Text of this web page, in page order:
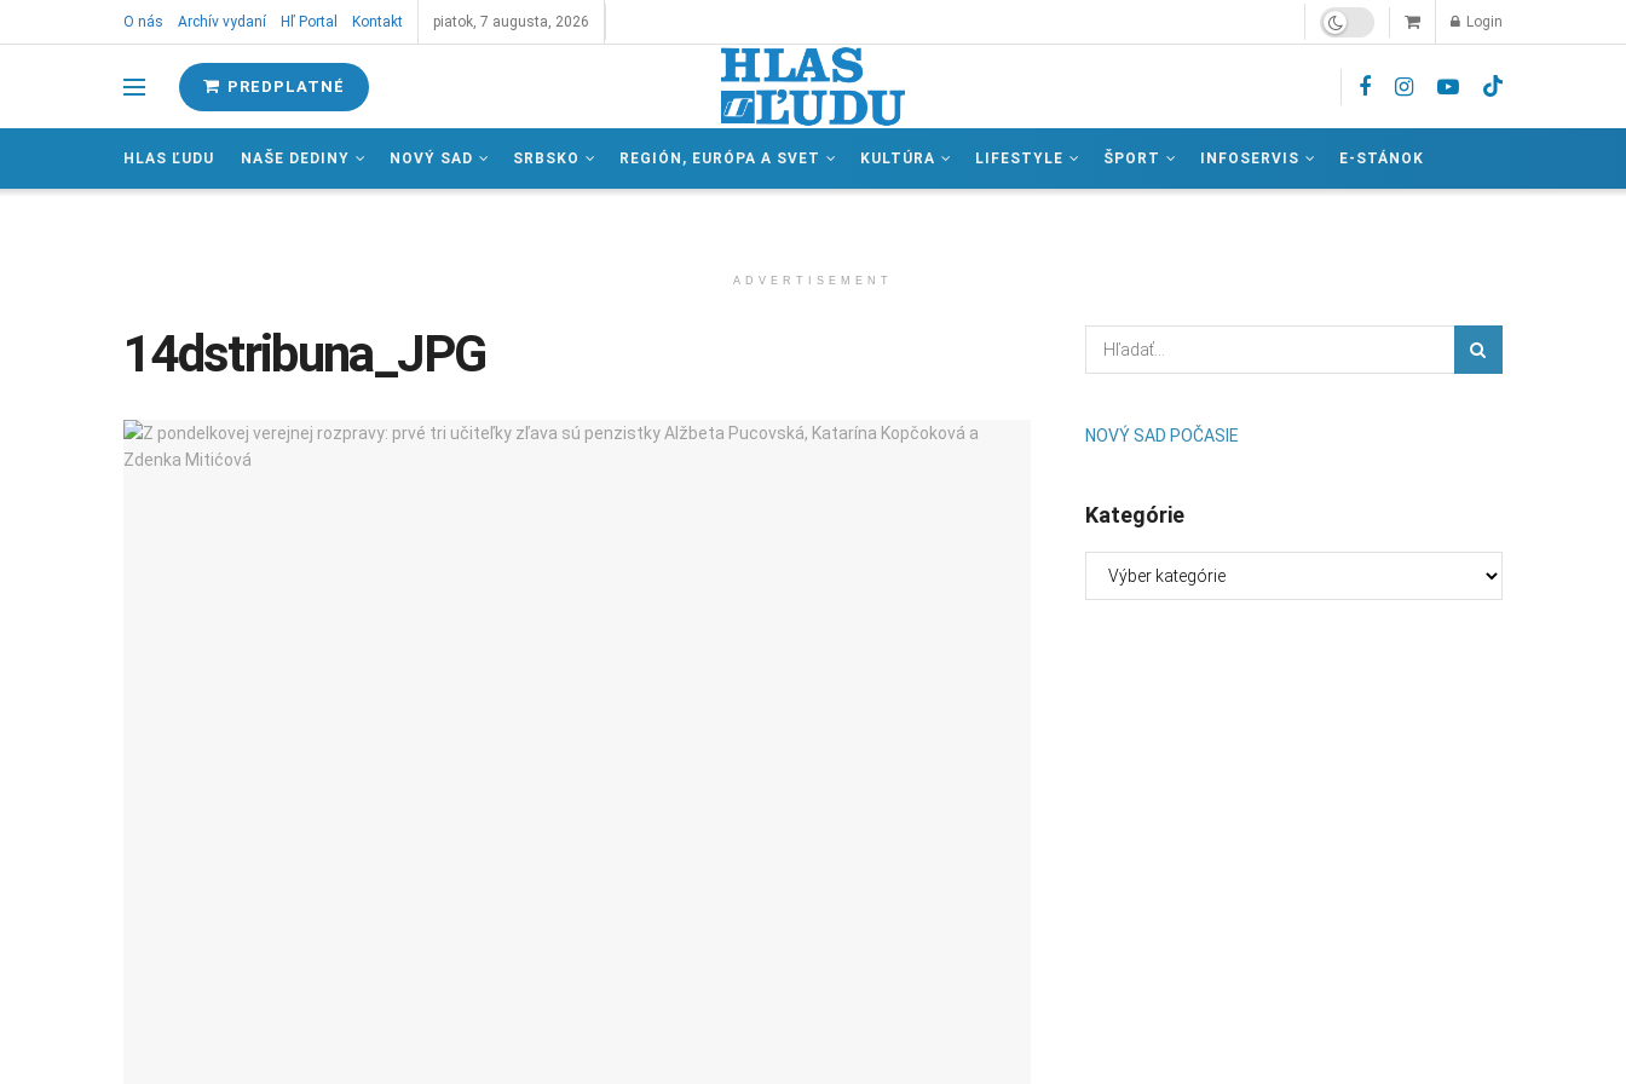
O nás Archív vydaní Hľ Portal Kontakt piatok, 7 augusta, 2026 Login
PREDPLATNÉ
HLAS ĽUDU NAŠE DEDINY NOVÝ SAD SRBSKO REGIÓN, EURÓPA A SVET KULTÚRA LIFESTYLE ŠPORT INFOSERVIS E-STÁNOK
ADVERTISEMENT
14dstribuna_JPG
NOVÝ SAD POČASIE
Kategórie